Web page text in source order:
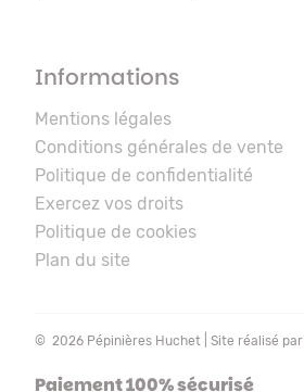
Informations
Mentions légales
Conditions générales de vente
Politique de confidentialité
Exercez vos droits
Politique de cookies
Plan du site
© 2026 Pépinières Huchet | Site réalisé par
Paiement 100% sécurisé